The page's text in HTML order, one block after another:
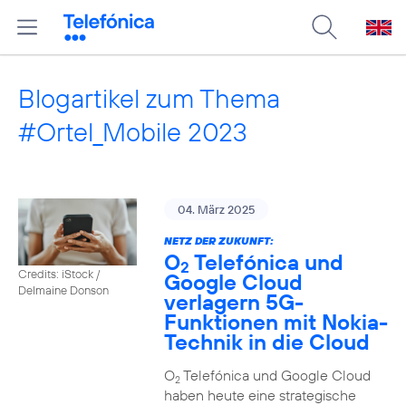
Blogartikel zum Thema
#Ortel_Mobile 2023
Credits: iStock /
Delmaine Donson
04. März 2025
NETZ DER ZUKUNFT:
O2 Telefónica und
Google Cloud
verlagern 5G-
Funktionen mit Nokia-
Technik in die Cloud
O2Telefónica und Google Cloud
haben heute eine strategische